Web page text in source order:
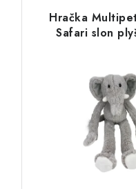
Hračka
Safari slon